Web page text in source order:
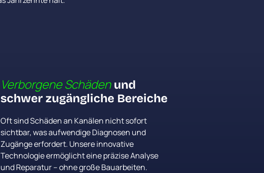
Verborgene Schäden und
schwer zugängliche Bereiche
Oft sind Schäden an Kanälen nicht
sichtbar, was aufwendige Diagnosen
Zugänge erfordert. Unsere
Technologie ermöglicht eine präzise
und Reparatur – ohne große Bauarbeiten.